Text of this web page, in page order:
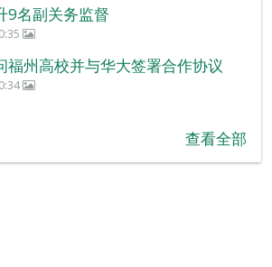
9名副关务监督
福州高校并与华大签署合作协议
查看全部